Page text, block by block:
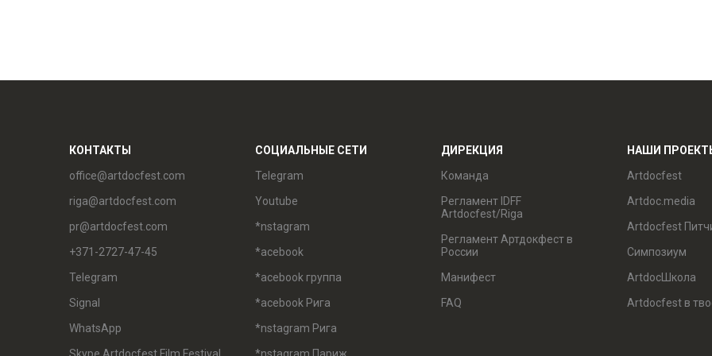
КОНТАКТЫ
office@artdocfest.com
riga@artdocfest.com
pr@artdocfest.com
+371-2727-47-45
Telegram
Signal
WhatsApp
СОЦИАЛЬНЫЕ СЕТИ
Telegram
Youtube
*nstagram
*acebook
*acebook группа
*acebook Рига
*nstagram Рига
ДИРЕКЦИЯ
Команда
Регламент IDFF
Artdocfest/Riga
Регламент Артдокфест в
России
Манифест
FAQ
НАШИ
Artdocfest
Artdoc.media
Artdocfest
Симпозиум
ArtdocШкола
Artdocfest в